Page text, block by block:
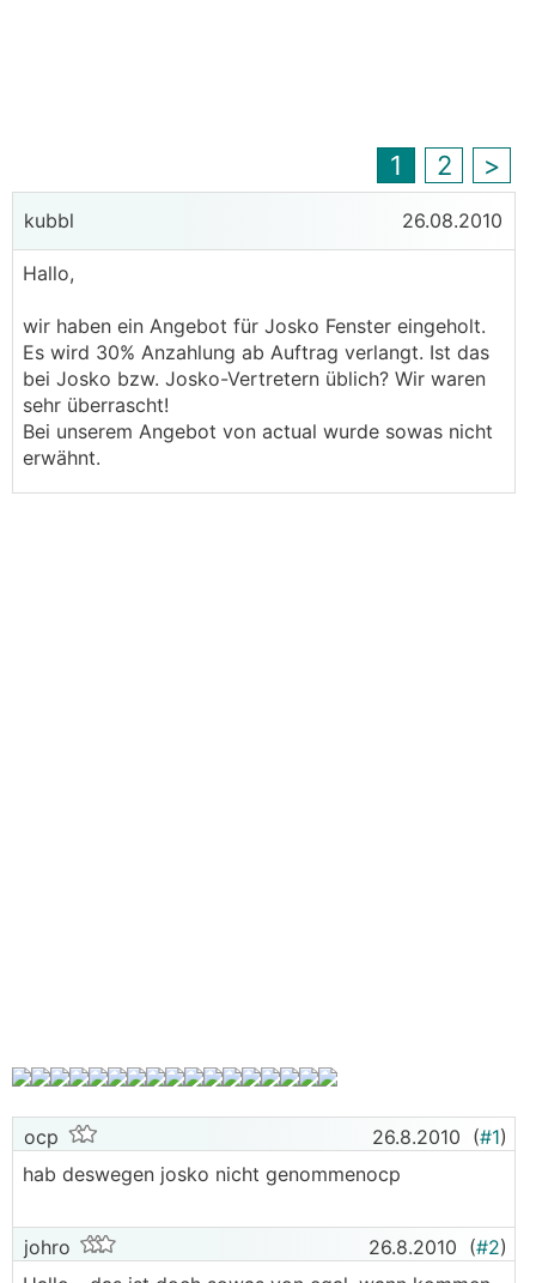
1 2 >
kubbl 26.08.2010
Hallo,
wir haben ein Angebot für Josko Fenster eingeholt.
Es wird 30% Anzahlung ab Auftrag verlangt. Ist das
bei Josko bzw. Josko-Vertretern üblich? Wir waren
sehr überrascht!
Bei unserem Angebot von actual wurde sowas nicht
erwähnt.
ocp 26.8.2010 (#1)
hab deswegen josko nicht genommenocp
johro 26.8.2010 (#2)